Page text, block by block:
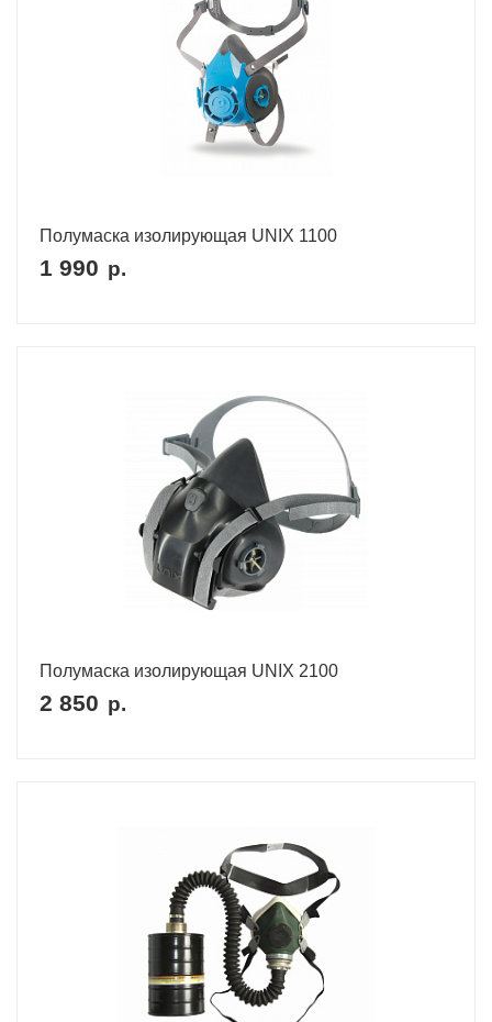
Полумаска изолирующая UNIX 1100
1 990 р.
Полумаска изолирующая UNIX 2100
2 850 р.